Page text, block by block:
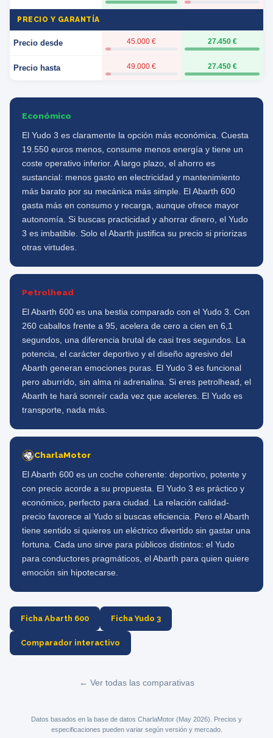
PRECIO Y GARANTÍA
Precio desde 45.000 € 27.450 €
Precio hasta 49.000 € 27.450 €
Económico
El Yudo 3 es claramente la opción más económica. Cuesta
19.550 euros menos, consume menos energía y tiene un
coste operativo inferior. A largo plazo, el ahorro es
sustancial: menos gasto en electricidad y mantenimiento
más barato por su mecánica más simple. El Abarth 600
gasta más en consumo y recarga, aunque ofrece mayor
autonomía. Si buscas practicidad y ahorrar dinero, el Yudo
3 es imbatible. Solo el Abarth justifica su precio si priorizas
otras virtudes.
Petrolhead
El Abarth 600 es una bestia comparado con el Yudo 3. Con
260 caballos frente a 95, acelera de cero a cien en 6,1
segundos, una diferencia brutal de casi tres segundos. La
potencia, el carácter deportivo y el diseño agresivo del
Abarth generan emociones puras. El Yudo 3 es funcional
pero aburrido, sin alma ni adrenalina. Si eres petrolhead, el
Abarth te hará sonreír cada vez que aceleres. El Yudo es
transporte, nada más.
CharlaMotor
El Abarth 600 es un coche coherente: deportivo, potente y
con precio acorde a su propuesta. El Yudo 3 es práctico y
económico, perfecto para ciudad. La relación calidad-
precio favorece al Yudo si buscas eficiencia. Pero el Abarth
tiene sentido si quieres un eléctrico divertido sin gastar una
fortuna. Cada uno sirve para públicos distintos: el Yudo
para conductores pragmáticos, el Abarth para quien quiere
emoción sin hipotecarse.
Ficha Abarth 600 Ficha Yudo 3
Comparador interactivo
← Ver todas las comparativas
Datos basados en la base de datos CharlaMotor (May 2026). Precios y
especificaciones pueden variar según versión y mercado.